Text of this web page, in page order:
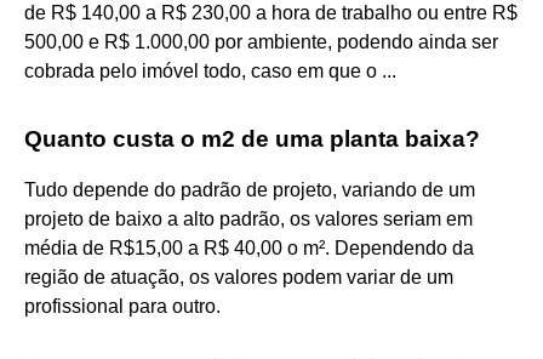
de R$ 140,00 a R$ 230,00 a hora de trabalho ou entre R$
500,00 e R$ 1.000,00 por ambiente, podendo ainda ser
cobrada pelo imóvel todo, caso em que o ...
Quanto custa o m2 de uma planta baixa?
Tudo depende do padrão de projeto, variando de um
projeto de baixo a alto padrão, os valores seriam em
média de R$15,00 a R$ 40,00 o m². Dependendo da
região de atuação, os valores podem variar de um
profissional para outro.